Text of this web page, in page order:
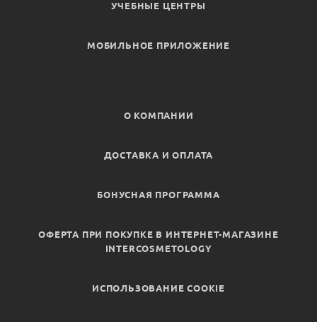
УЧЕБНЫЕ ЦЕНТРЫ
МОБИЛЬНОЕ ПРИЛОЖЕНИЕ
О КОМПАНИИ
ДОСТАВКА И ОПЛАТА
БОНУСНАЯ ПРОГРАММА
ОФЕРТА ПРИ ПОКУПКЕ В ИНТЕРНЕТ-МАГАЗИНЕ
INTERCOSMETOLOGY
ИСПОЛЬЗОВАНИЕ COOKIE